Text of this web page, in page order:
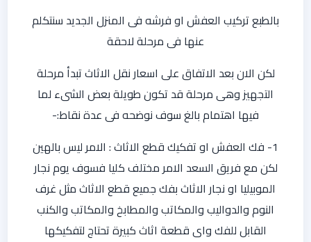
بالطبع تركيب العفش او فرشه فى المنزل الجديد سنتكلم
عنها فى مرحلة لاحقة
لكن الان بعد الاتفاق على اسعار نقل الاثاث تبدأ مرحلة
التجهيز وهى مرحلة قد تكون طويلة بعض الشىء لما
فيها اهتمام بالغ سوف نوضحه فى عدة نقاط:-
1- فك العفش او تفكيك قطع الاثاث : الامر ليس بالهين
لكن مع فريق السعد الامر مختلف كليا فسوف يوم نجار
الموبيليا او نجار الاثاث بفك جميع قطع الاثاث مثل غرف
النوم والدواليب والمكاتب والمطابخ والمكاتب والكنب
القابل للفك واى قطعة اثاث كبيرة تحتاج لتفكيكها